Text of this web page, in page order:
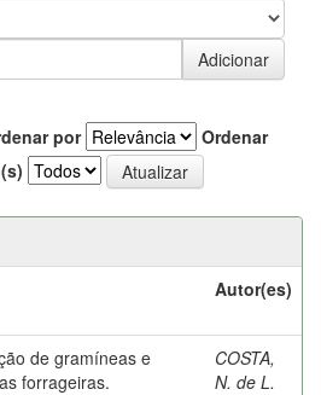
por
Ordenar
Autor(es)
de gramíneas e
forrageiras.
COSTA,
N. de L.